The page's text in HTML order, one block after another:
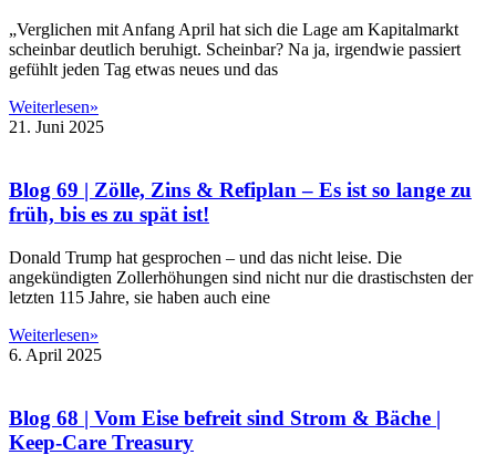
„Verglichen mit Anfang April hat sich die Lage am Kapitalmarkt
scheinbar deutlich beruhigt. Scheinbar? Na ja, irgendwie passiert
gefühlt jeden Tag etwas neues und das
Weiterlesen»
21. Juni 2025
Blog 69 | Zölle, Zins & Refiplan – Es ist so lange zu
früh, bis es zu spät ist!
Donald Trump hat gesprochen – und das nicht leise. Die
angekündigten Zollerhöhungen sind nicht nur die drastischsten der
letzten 115 Jahre, sie haben auch eine
Weiterlesen»
6. April 2025
Blog 68 | Vom Eise befreit sind Strom & Bäche |
Keep-Care Treasury